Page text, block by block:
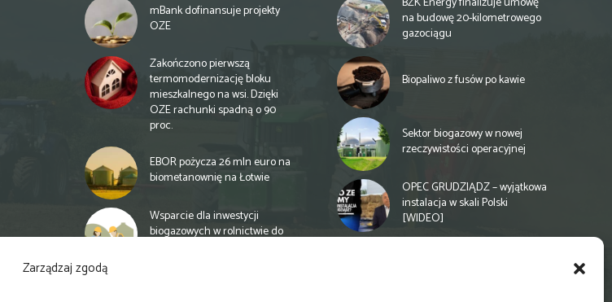
Zarządzaj zgodą
mBank dofinansuje projekty
OZE
Zakończono pierwszą
termomodernizację bloku
mieszkalnego na wsi. Dzięki
OZE rachunki spadną o 90
proc.
EBOR pożycza 26 mln euro na
biometanownię na Łotwie
Wsparcie dla inwestycji
biogazowych w rolnictwie do
na budowę 20-kilometrowego
gazociągu
Biopaliwo z fusów po kawie
Sektor biogazowy w nowej
rzeczywistości operacyjnej
OPEC GRUDZIĄDZ – wyjątkowa
instalacja w skali Polski
[WIDEO]